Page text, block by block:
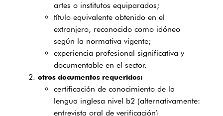
artes o institutos equiparados;
título equivalente obtenido en el
extranjero, reconocido como idóneo
según la normativa vigente;
experiencia profesional significativa y
documentable en el sector.
otros documentos requeridos:
certificación de conocimiento de la
lengua inglesa nivel b2 (alternativamente:
entrevista oral de verificación)